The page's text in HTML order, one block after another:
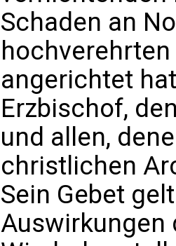
Schaden an
angerichtet
Erzbischof,
und allen,
christlichen
Sein Gebet
Auswirkungen